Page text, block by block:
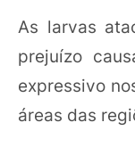
As larvas
prejuízo
expressivo
áreas das